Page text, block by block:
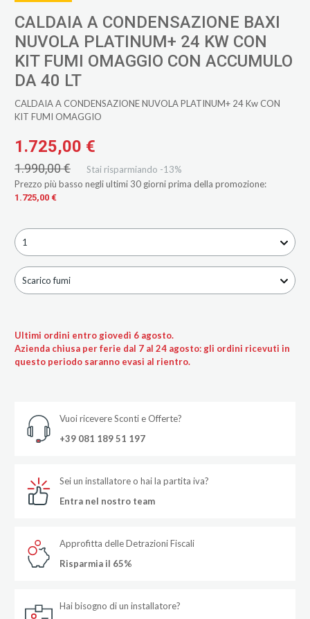
CALDAIA A CONDENSAZIONE BAXI
NUVOLA PLATINUM+ 24 KW CON
KIT FUMI OMAGGIO CON ACCUMULO
DA 40 LT
CALDAIA A CONDENSAZIONE NUVOLA PLATINUM+ 24 Kw CON
KIT FUMI OMAGGIO
1.725,00 €
1.990,00 €
Stai risparmiando -13%
Prezzo più basso negli ultimi 30 giorni prima della promozione:
1.725,00 €
1
Scarico fumi
Ultimi ordini entro giovedì 6 agosto.
Azienda chiusa per ferie dal 7 al 24 agosto: gli ordini ricevuti in
questo periodo saranno evasi al rientro.
Vuoi ricevere Sconti e Offerte?
+39 081 189 51 197
Sei un installatore o hai la partita iva?
Entra nel nostro team
Approfitta delle Detrazioni Fiscali
Risparmia il 65%
Hai bisogno di un installatore?